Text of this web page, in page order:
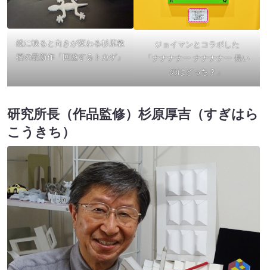
鏡に映ると向きが変わる杉原教
授の最新作「回遊するトカゲ」
ジョイマンとコラボした
「ナナナナー ナナナナー 長い
のはどっち？」
研究所長（作品監修）杉原厚吉（すぎはら
こうきち）